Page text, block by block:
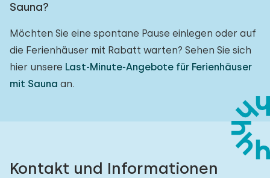
Sauna?
Möchten Sie eine spontane Pause einlegen oder auf
die Ferienhäuser mit Rabatt warten? Sehen Sie sich
hier unsere Last-Minute-Angebote für Ferienhäuser
mit Sauna an.
Kontakt und Informationen